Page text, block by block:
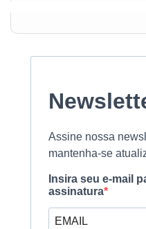
Assine nossa
mantenha-se
Insira seu e-mail
assinatura